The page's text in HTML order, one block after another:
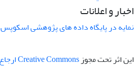
اخبار و اعلانات
نمایه در پایگاه داده های پژوهشی اسکوپس
این اثر تحت مجوزCreative Commons ارجاع 4.0 بین‌المللی